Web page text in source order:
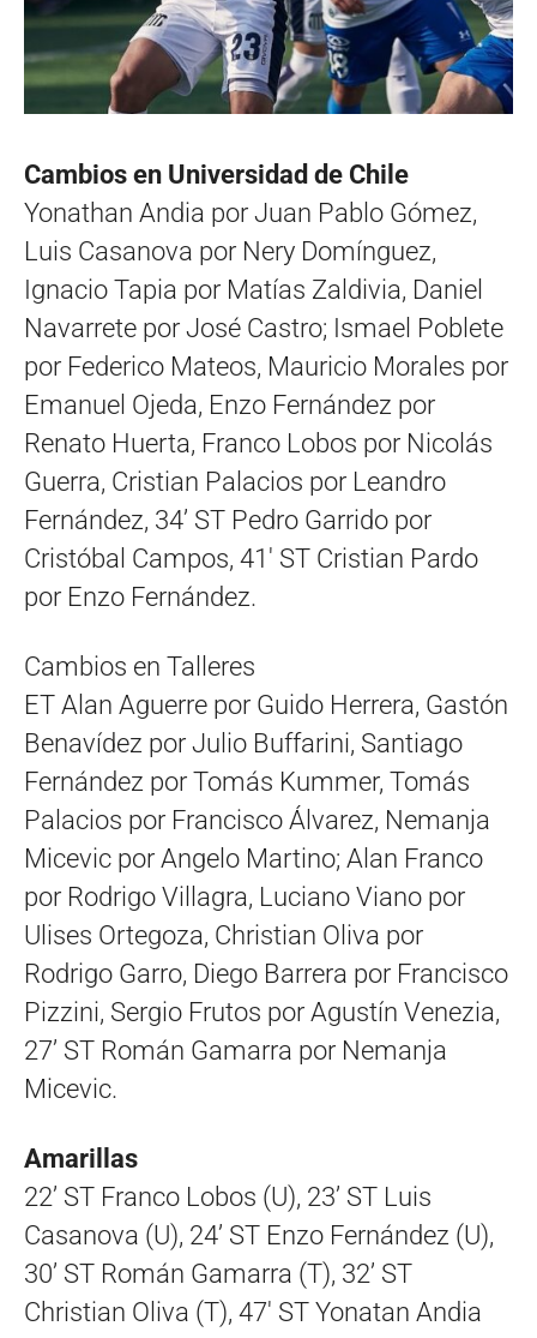
Cambios en Universidad de Chile
Yonathan Andia por Juan Pablo Gómez,
Luis Casanova por Nery Domínguez,
Ignacio Tapia por Matías Zaldivia, Daniel
Navarrete por José Castro; Ismael Poblete
por Federico Mateos, Mauricio Morales por
Emanuel Ojeda, Enzo Fernández por
Renato Huerta, Franco Lobos por Nicolás
Guerra, Cristian Palacios por Leandro
Fernández, 34’ ST Pedro Garrido por
Cristóbal Campos, 41′ ST Cristian Pardo
por Enzo Fernández.
Cambios en Talleres
ET Alan Aguerre por Guido Herrera, Gastón
Benavídez por Julio Buffarini, Santiago
Fernández por Tomás Kummer, Tomás
Palacios por Francisco Álvarez, Nemanja
Micevic por Angelo Martino; Alan Franco
por Rodrigo Villagra, Luciano Viano por
Ulises Ortegoza, Christian Oliva por
Rodrigo Garro, Diego Barrera por Francisco
Pizzini, Sergio Frutos por Agustín Venezia,
27’ ST Román Gamarra por Nemanja
Micevic.
Amarillas
22’ ST Franco Lobos (U), 23’ ST Luis
Casanova (U), 24’ ST Enzo Fernández (U),
30’ ST Román Gamarra (T), 32’ ST
Christian Oliva (T), 47′ ST Yonatan Andia